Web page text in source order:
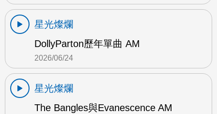
星光燦爛
DollyParton歷年單曲 AM
2026/06/24
星光燦爛
The Bangles與Evanescence AM